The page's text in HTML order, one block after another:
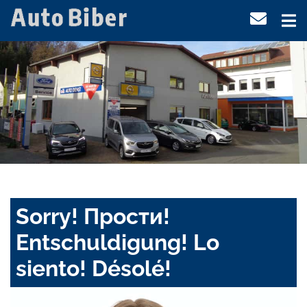
Sorry! Прости!
Entschuldigung! Lo
siento! Désolé!